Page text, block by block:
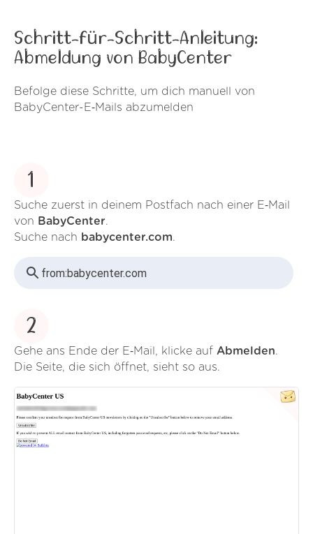
Schritt-für-Schritt-Anleitung:
Abmeldung von BabyCenter
Befolge diese Schritte, um dich manuell von
BabyCenter-E‑Mails abzumelden
1
Suche zuerst in deinem Postfach nach einer E‑Mail
von BabyCenter.
Suche nach babycenter.com.
from:babycenter.com
2
Gehe ans Ende der E‑Mail, klicke auf Abmelden.
Die Seite, die sich öffnet, sieht so aus.